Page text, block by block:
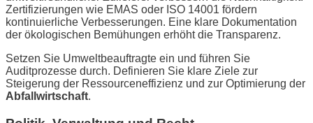
Zertifizierungen wie EMAS oder ISO 14001 fördern
kontinuierliche Verbesserungen. Eine klare Dokumentation
der ökologischen Bemühungen erhöht die Transparenz.
Setzen Sie Umweltbeauftragte ein und führen Sie
Auditprozesse durch. Definieren Sie klare Ziele zur
Steigerung der Ressourceneffizienz und zur Optimierung der
Abfallwirtschaft.